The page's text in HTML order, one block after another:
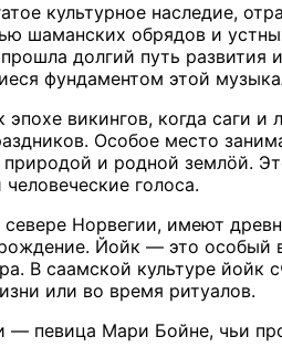
культурное наследие,
шаманских обрядов и
долгий путь развития
фундаментом этой
викингов, когда саги
Особое место
и родной землöй.
голоса.
Норвегии, имеют
Йойк — это особый
В саамской культуре
или во время ритуалов.
певица Мари Бойне, чьи